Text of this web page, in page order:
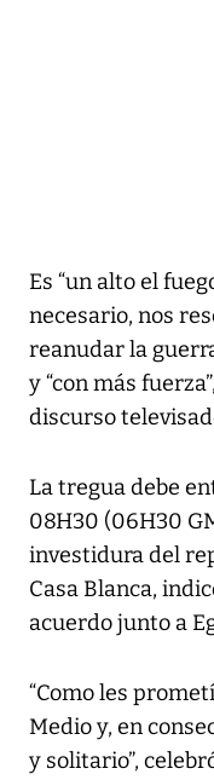
Es “un alto el
necesario, nos
reanudar la
y “con más
discurso
La tregua debe
08H30 (06H30
investidura del
Casa Blanca,
acuerdo junto a
“Como les
Medio y, en
y solitario”,